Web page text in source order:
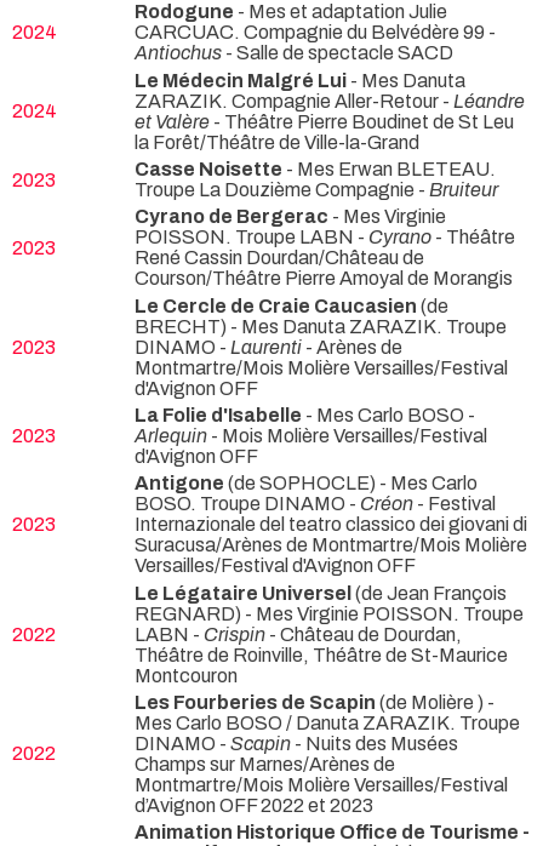
2024
Rodogune - Mes et adaptation Julie
CARCUAC. Compagnie du Belvédère 99 -
Antiochus - Salle de spectacle SACD
2024
Le Médecin Malgré Lui - Mes Danuta
ZARAZIK. Compagnie Aller-Retour - Léandre
et Valère - Théâtre Pierre Boudinet de St Leu
la Forêt/Théâtre de Ville-la-Grand
2023
Casse Noisette - Mes Erwan BLETEAU.
Troupe La Douzième Compagnie - Bruiteur
2023
Cyrano de Bergerac - Mes Virginie
POISSON. Troupe LABN - Cyrano - Théâtre
René Cassin Dourdan/Château de
Courson/Théâtre Pierre Amoyal de Morangis
2023
Le Cercle de Craie Caucasien (de
BRECHT) - Mes Danuta ZARAZIK. Troupe
DINAMO - Laurenti - Arènes de
Montmartre/Mois Molière Versailles/Festival
d'Avignon OFF
2023
La Folie d'Isabelle - Mes Carlo BOSO -
Arlequin - Mois Molière Versailles/Festival
d'Avignon OFF
2023
Antigone (de SOPHOCLE) - Mes Carlo
BOSO. Troupe DINAMO - Créon - Festival
Internazionale del teatro classico dei giovani di
Suracusa/Arènes de Montmartre/Mois Molière
Versailles/Festival d'Avignon OFF
2022
Le Légataire Universel (de Jean François
REGNARD) - Mes Virginie POISSON. Troupe
LABN - Crispin - Château de Dourdan,
Théâtre de Roinville, Théâtre de St-Maurice
Montcouron
2022
Les Fourberies de Scapin (de Molière ) -
Mes Carlo BOSO / Danuta ZARAZIK. Troupe
DINAMO - Scapin - Nuits des Musées
Champs sur Marnes/Arènes de
Montmartre/Mois Molière Versailles/Festival
d’Avignon OFF 2022 et 2023
Animation Historique Office de Tourisme -